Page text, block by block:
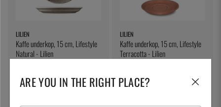
LILIEN
Kaffe underkop, 15 cm, Lifestyle
Natural - Lilien
LILIEN
Kaffe underkop, 15 cm, Lifestyle
Terracotta - Lilien
ARE YOU IN THE RIGHT PLACE?